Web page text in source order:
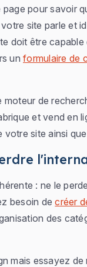
pour savoir
site parle et
doit être
unformulaire de
de
et vend en
site ainsi
: ne le
besoin decréer
des
mais essayez de